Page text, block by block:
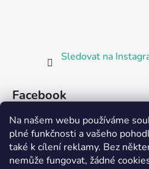
Na našem webu používáme
plné funkčnosti a vašeho
také k cílení reklamy. Bez
nemůže fungovat, žádné
Sledovat na
Facebook